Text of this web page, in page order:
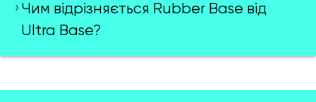
Чим відрізняється Rubber Base від
Ultra Base?